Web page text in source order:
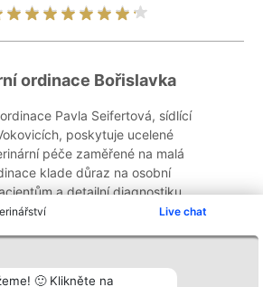
Live chat
🙂 Klikněte na
ordinace Bořislavka
Pavla Seifertová, sídlící
poskytuje ucelené
péče zaměřené na malá
klade důraz na osobní
a detailní diagnostiku,
současné technologie ...